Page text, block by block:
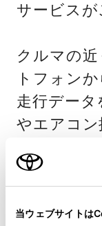
当ウェブサイトは
サービスが
クルマの
トフォン
走行データ
やエアコン
せ。離れ
守ります。